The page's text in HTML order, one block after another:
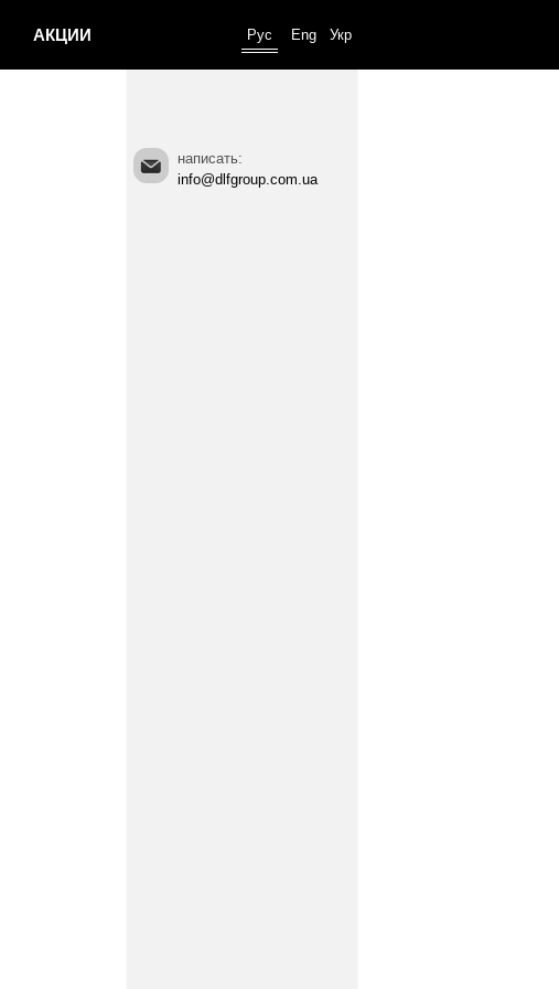
АКЦИИ Рус Eng Укр
написать:
info@dlfgroup.com.ua